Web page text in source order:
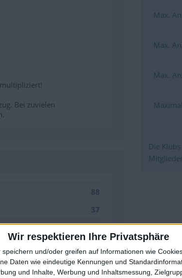
Wir respektieren Ihre Privatsphäre
und/oder greifen auf Informationen wie
Daten wie eindeutige Kennungen und
und Inhalte, Werbung und Inhaltsmessung,
Bei zuvielen
88
37
35
32
Max.
Max.
Max.
Die
We noticed you’re visiting from